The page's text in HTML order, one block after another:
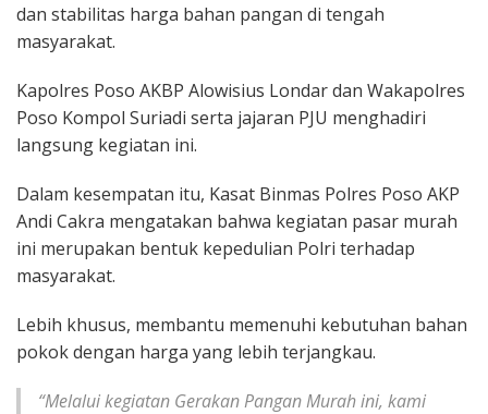
dan stabilitas harga bahan pangan di tengah
masyarakat.
Kapolres Poso AKBP Alowisius Londar dan Wakapolres
Poso Kompol Suriadi serta jajaran PJU menghadiri
langsung kegiatan ini.
Dalam kesempatan itu, Kasat Binmas Polres Poso AKP
Andi Cakra mengatakan bahwa kegiatan pasar murah
ini merupakan bentuk kepedulian Polri terhadap
masyarakat.
Lebih khusus, membantu memenuhi kebutuhan bahan
pokok dengan harga yang lebih terjangkau.
“Melalui kegiatan Gerakan Pangan Murah ini, kami